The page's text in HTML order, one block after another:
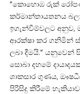
”කොහොඹ රුක්
කර්මාන්තායතනය
ඉගැන්වීම්වලට අනුව,
ආරක්ෂා කර ගනිමින්
ලබා දීමයි.” යනුවෙන්
සොබා දහමේ
ශාකසාර ගුණය,
පිරිසිදු කිරීමේ